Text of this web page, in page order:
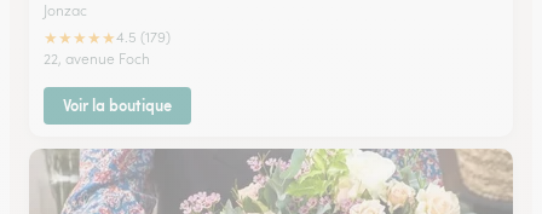
Jonzac
★★★★★4.5 (179)
22, avenue Foch
Voir la boutique